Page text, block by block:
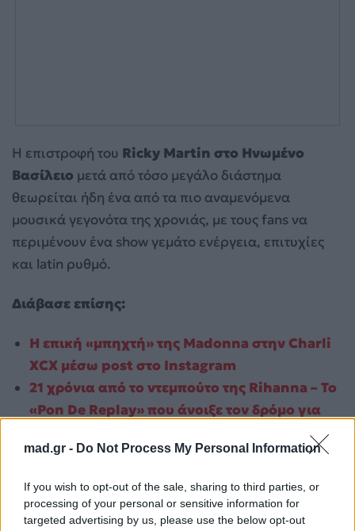
mad.gr - Do Not Process My Personal Information
If you wish to opt-out of the sale, sharing to third parties, or
processing of your personal or sensitive information for
targeted advertising by us, please use the below opt-out
Η επιστροφή του Ricky Martin στο Ηνωμένο
Βασίλειο μετά από τόσο μεγάλο διάστημα
θεωρείται ήδη ένα από τα πιο αναμενόμενα
μουσικά γεγονότα της χρονιάς, με τους fans να
περιμένουν ένα show γεμάτο ενέργεια, επιτυχίες
και latin ρυθμό.
Διάβασε επίσης:
Η επική «μπηχτή» της Madonna στην Charli
XCX μέσω post στο Instagram
21 χρόνια από το ντεμπούτο της Rihanna – Το
«Pon De Replay» που άνοιξε τον δρόμο για
σχετικά με τοMad.gr, επισκεφτείτε μας στο
Facebook, επικοινωνήστε μέσω Twitterή